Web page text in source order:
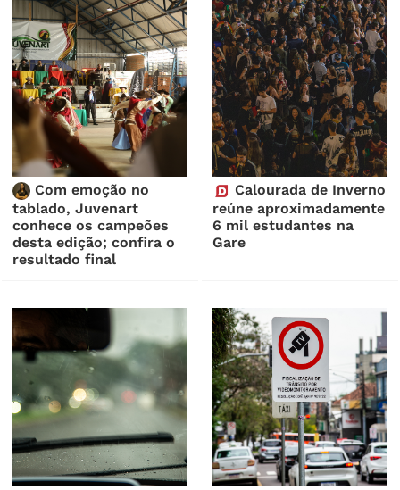
Com emoção no
tablado, Juvenart
conhece os campeões
desta edição; confira o
resultado final
Calourada de Inverno
reúne aproximadamente
6 mil estudantes na
Gare